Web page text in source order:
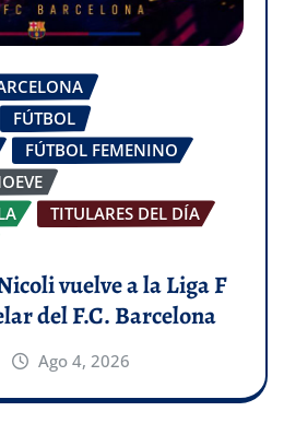
FÚTBOL
FÚTBOL FEMENINO
TITULARES DEL DÍA
vuelve a la Liga F
del F.C. Barcelona
Ago 4, 2026